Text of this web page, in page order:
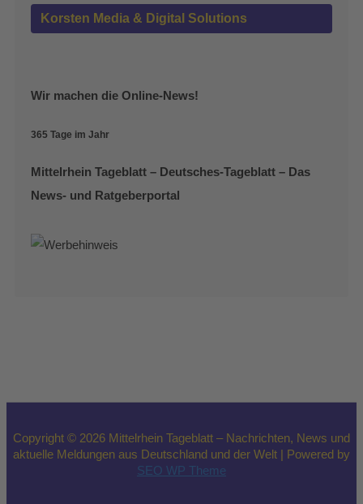
Korsten Media & Digital Solutions
Wir machen die Online-News!
365 Tage im Jahr
Mittelrhein Tageblatt – Deutsches-Tageblatt – Das
News- und Ratgeberportal
Copyright © 2026 Mittelrhein Tageblatt – Nachrichten, News und
aktuelle Meldungen aus Deutschland und der Welt | Powered by
SEO WP Theme